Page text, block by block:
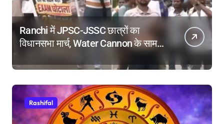
Ranchi में JPSC-JSSC छात्रों का
विधानसभा मार्च, Water Cannon के सामने
किया Dance, तोड़े बैरिकेड!
Rashifal